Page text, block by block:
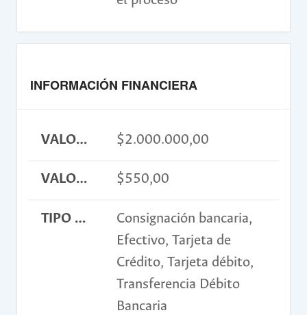
INFORMACIÓN FINANCIERA
VALOR INSCRIPCIÓN $2.000.000,00
VALOR INSCRIPCIÓN USD $550,00
TIPO DE PAGO
Consignación bancaria,
Efectivo, Tarjeta de
Crédito, Tarjeta débito,
Transferencia Débito
Bancaria